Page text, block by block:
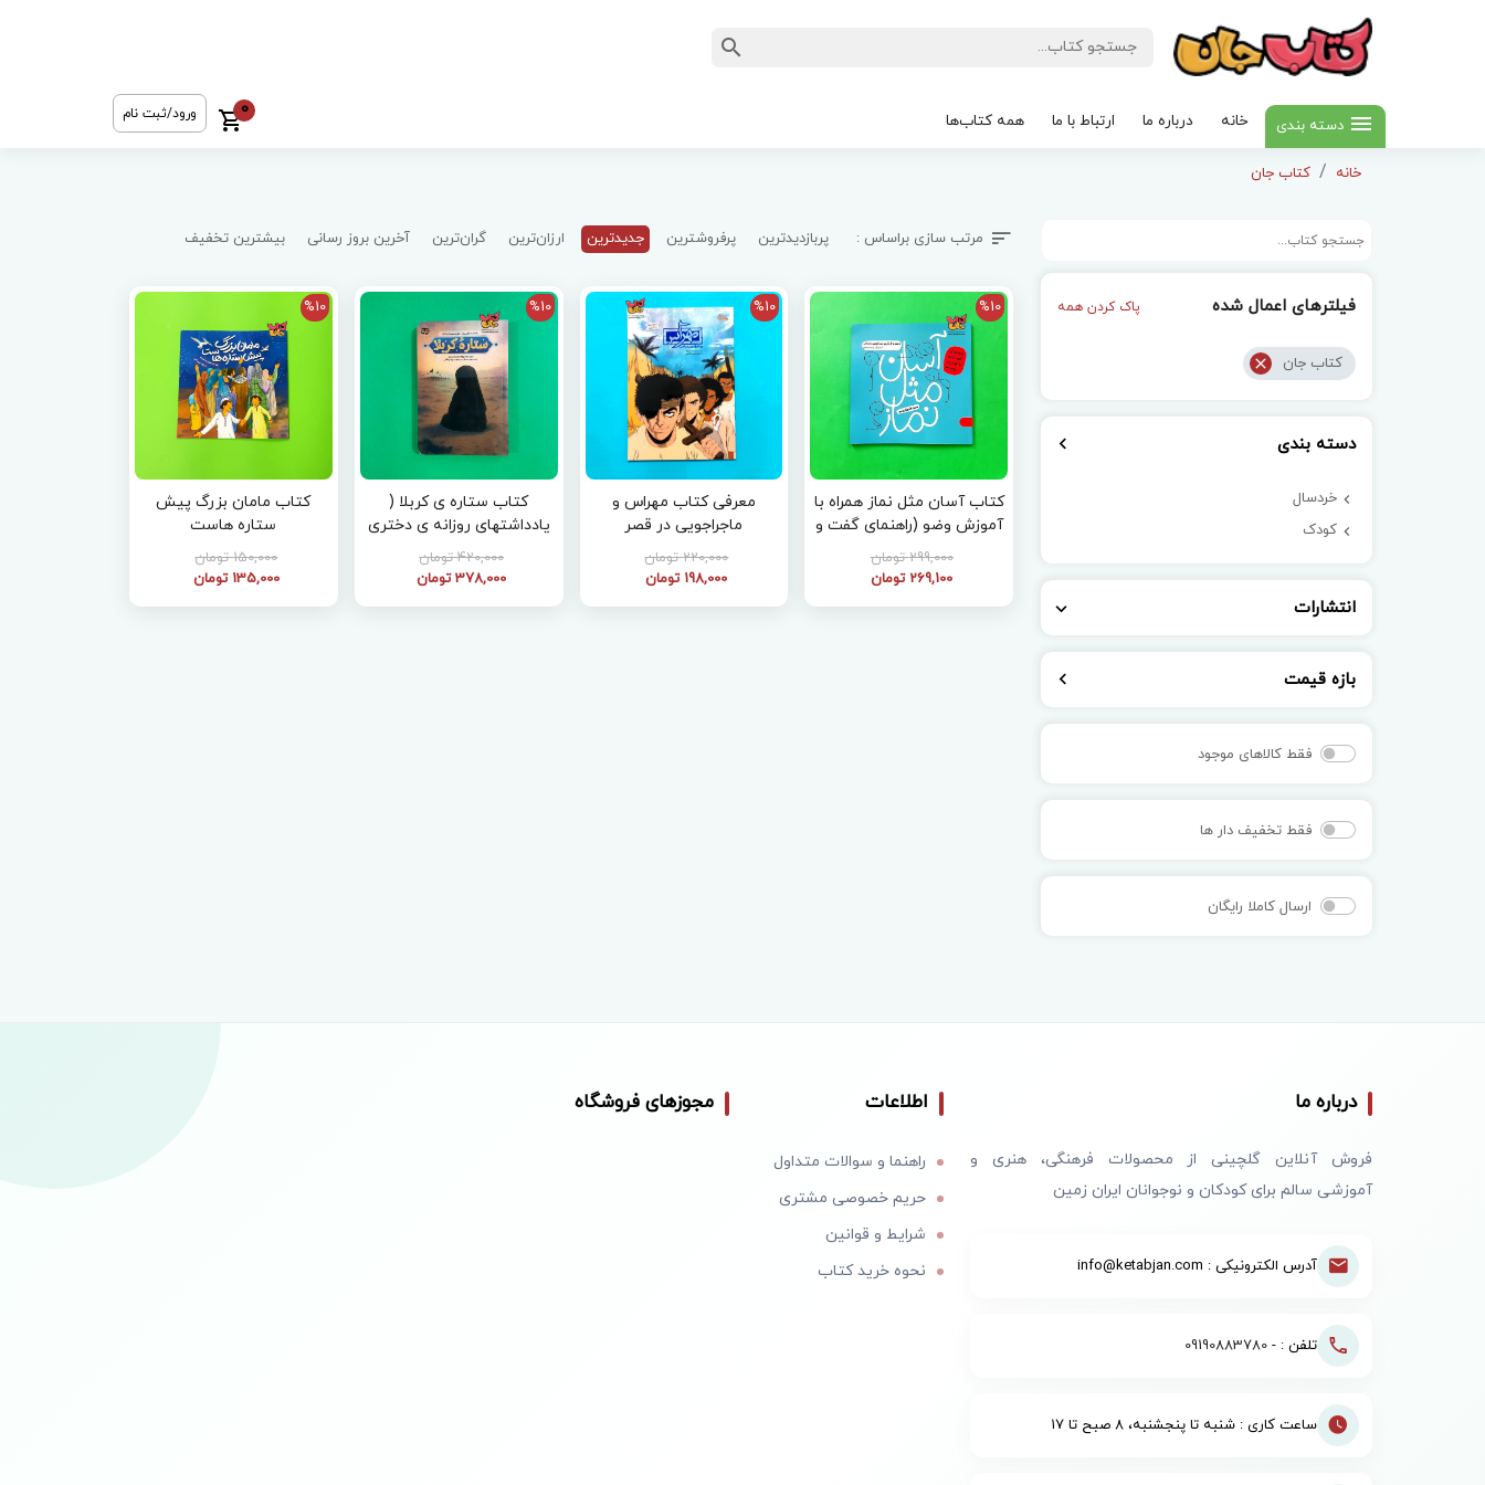
دسته بندی خانه درباره ما ارتباط با ما همه کتاب‌ها
0 ورود/ثبت نام
خانه کتاب جان
فیلترهای اعمال شده پاک کردن همه
کتاب جان
دسته بندی
خردسال
کودک
انتشارات
بازه قیمت
فقط کالاهای موجود
فقط تخفیف دار ها
ارسال کاملا رایگان
مرتب سازی براساس : پربازدیدترین پرفروشترین جدیدترین ارزان‌ترین گران‌ترین آخرین بروز رسانی بیشترین تخفیف
%10
کتاب آسان مثل نماز همراه با
آموزش وضو (راهنمای گفت و
گو با بهترین دوستم)
299,000 تومان
269,100 تومان
%10
معرفی کتاب مهراس و
ماجراجویی در قصر
220,000 تومان
198,000 تومان
%10
کتاب ستاره ی کربلا (
یادداشتهای روزانه ی دختری
خردسال از کربلا )
420,000 تومان
378,000 تومان
%10
کتاب مامان بزرگ پیش
ستاره هاست
150,000 تومان
135,000 تومان
درباره ما
فروش آنلاین گلچینی از محصولات فرهنگی، هنری و
آموزشی سالم برای کودکان و نوجوانان ایران زمین
آدرس الکترونیکی : info@ketabjan.com
تلفن : - 09190883780
ساعت کاری : شنبه تا پنجشنبه، ۸ صبح تا ۱۷
اطلاعات
راهنما و سوالات متداول
حریم خصوصی مشتری
شرایط و قوانین
نحوه خرید کتاب
مجوزهای فروشگاه